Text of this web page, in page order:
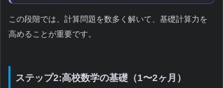
この段階では、計算問題を数多く解いて、基礎計算力を
高めることが重要です。
ステップ2:高校数学の基礎（1〜2ヶ月）